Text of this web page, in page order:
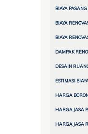
BIAYA
BIAYA
BIAYA
DAMPAK
DESAIN
ESTIMASI
HARGA
HARGA JASA
HARGA JASA